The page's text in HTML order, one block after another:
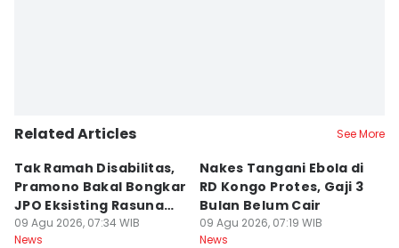
Related Articles See More
Tak Ramah Disabilitas,
Pramono Bakal Bongkar
JPO Eksisting Rasuna
Said
09 Agu 2026, 07:34 WIB
News
Nakes Tangani Ebola di
RD Kongo Protes, Gaji 3
Bulan Belum Cair
09 Agu 2026, 07:19 WIB
News